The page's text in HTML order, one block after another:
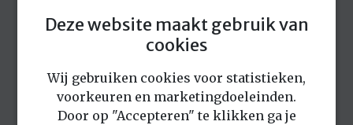
Deze website maakt gebruik van
cookies
Wij gebruiken cookies voor statistieken,
voorkeuren en marketingdoeleinden.
Door op "Accepteren" te klikken ga je